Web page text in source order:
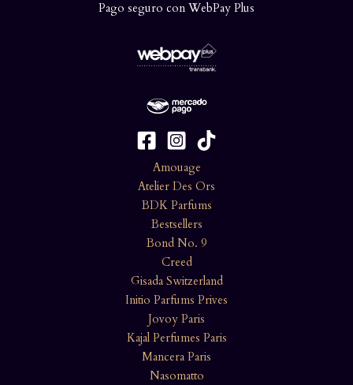
Pago seguro con WebPay Plus
Amouage
Atelier Des Ors
BDK Parfums
Bestsellers
Bond No. 9
Creed
Gisada Switzerland
Initio Parfums Prives
Jovoy Paris
Kajal Perfumes Paris
Mancera Paris
Nasomatto